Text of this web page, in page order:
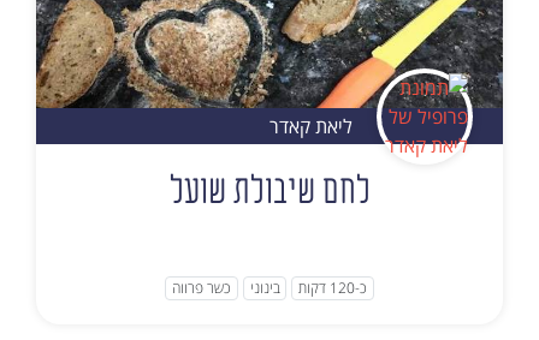
ליאת קאדר
לחם שיבולת שועל
כ-120 דקות בינוני כשר פרווה